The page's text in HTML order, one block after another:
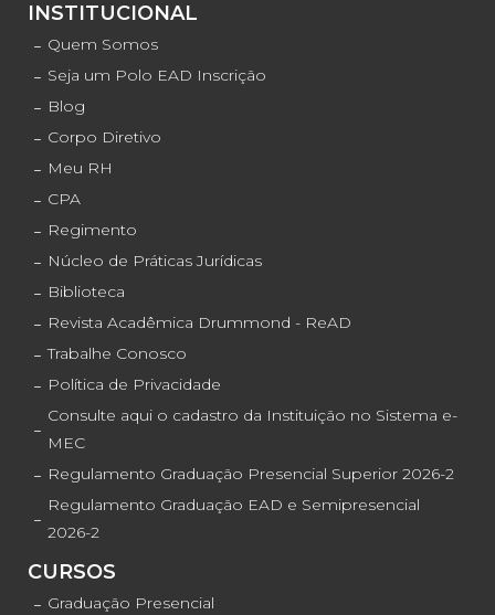
INSTITUCIONAL
Quem Somos
Seja um Polo EAD Inscrição
Blog
Corpo Diretivo
Meu RH
CPA
Regimento
Núcleo de Práticas Jurídicas
Biblioteca
Revista Acadêmica Drummond - ReAD
Trabalhe Conosco
Política de Privacidade
Consulte aqui o cadastro da Instituição no Sistema e-
MEC
Regulamento Graduação Presencial Superior 2026-2
Regulamento Graduação EAD e Semipresencial
2026-2
CURSOS
Graduação Presencial